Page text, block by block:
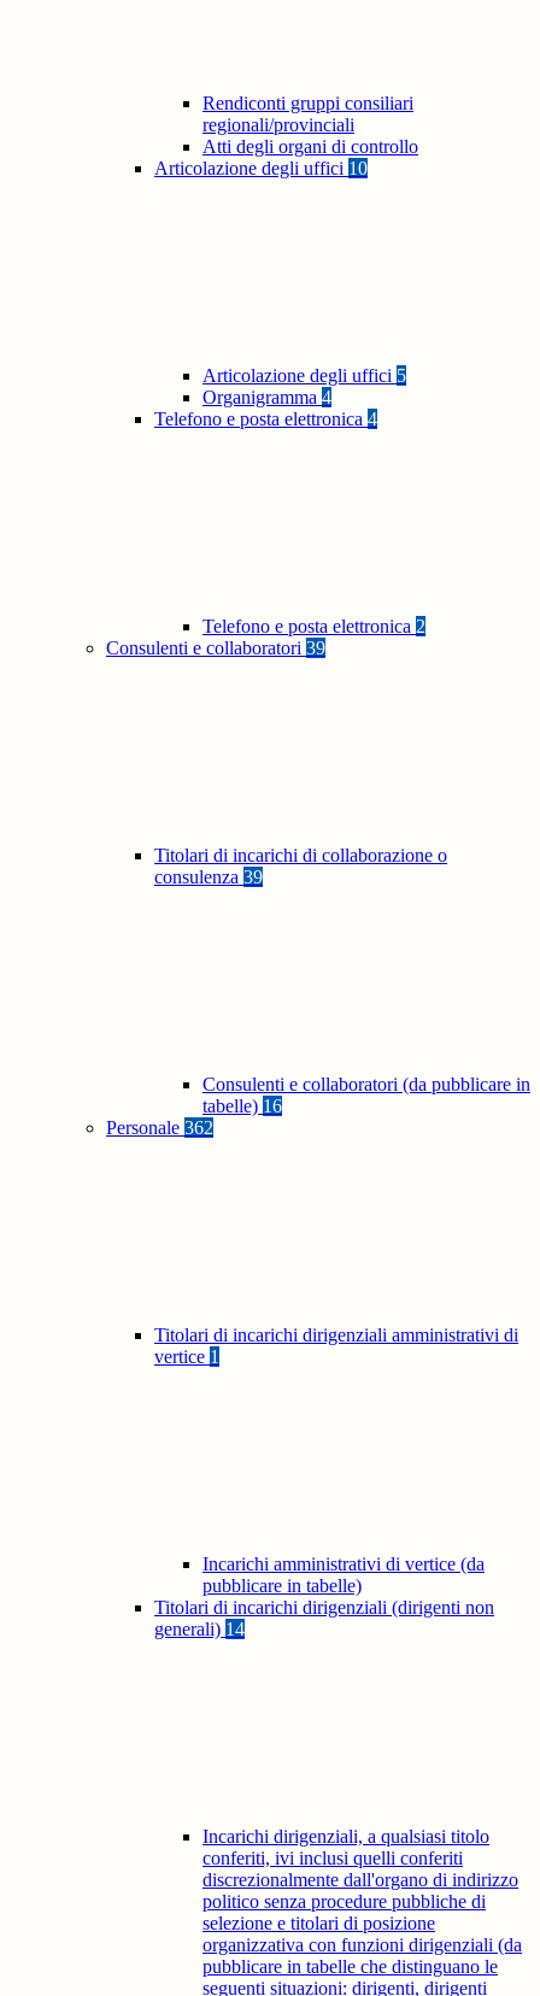
Rendiconti gruppi consiliari
regionali/provinciali
Atti degli organi di controllo
Articolazione degli uffici 10
Articolazione degli uffici 5
Organigramma 4
Telefono e posta elettronica 4
Telefono e posta elettronica 2
Consulenti e collaboratori 39
Titolari di incarichi di collaborazione o
consulenza 39
Consulenti e collaboratori (da pubblicare in
tabelle) 16
Personale 362
Titolari di incarichi dirigenziali amministrativi di
vertice 1
Incarichi amministrativi di vertice (da
pubblicare in tabelle)
Titolari di incarichi dirigenziali (dirigenti non
generali) 14
Incarichi dirigenziali, a qualsiasi titolo
conferiti, ivi inclusi quelli conferiti
discrezionalmente dall'organo di indirizzo
politico senza procedure pubbliche di
selezione e titolari di posizione
organizzativa con funzioni dirigenziali (da
pubblicare in tabelle che distinguano le
seguenti situazioni: dirigenti, dirigenti